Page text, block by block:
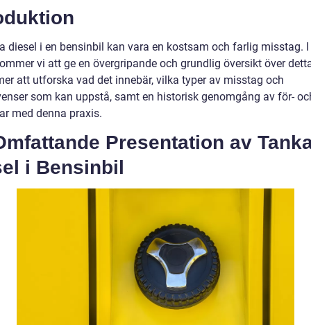
diesel i en bensinbil kan vara en kostsam och farlig misstag.
vi att ge en övergripande och grundlig översikt över
att utforska vad det innebär, vilka typer av misstag och
som kan uppstå, samt en historisk genomgång av för-
med denna praxis.
Presentation av
i Bensinbil